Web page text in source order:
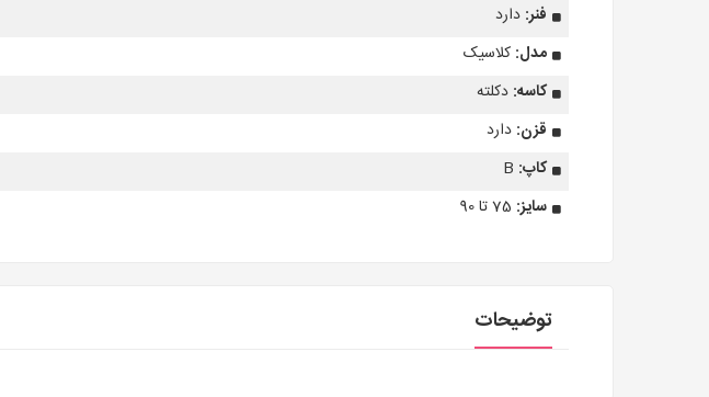
فنر: دارد
مدل: کلاسیک
کاسه: دکلته
قزن: دارد
کاپ: B
سایز: 75 تا 90
توضیحات